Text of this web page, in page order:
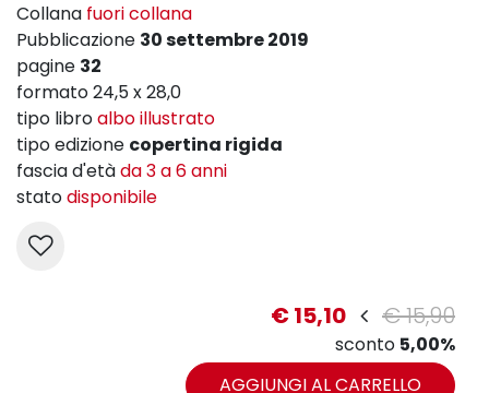
Collana fuori collana
Pubblicazione 30 settembre 2019
pagine 32
formato 24,5 x 28,0
tipo libroalbo illustrato
tipo edizione copertina rigida
fascia d'etàda 3 a 6 anni
statodisponibile
€ 15,10 € 15,90
sconto 5,00%
AGGIUNGI AL CARRELLO